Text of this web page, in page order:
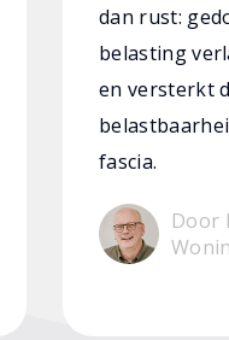
dan rust:
belasting
en versterkt
fascia.
Door